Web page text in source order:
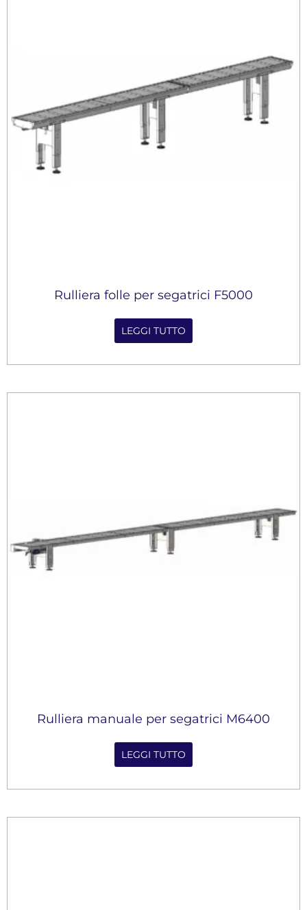
Rulliera folle per segatrici F5000
LEGGI TUTTO
Rulliera manuale per segatrici M6400
LEGGI TUTTO